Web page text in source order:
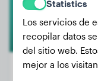
Statistics
Los servicios de
recopilar datos
del sitio web.
mejor a los